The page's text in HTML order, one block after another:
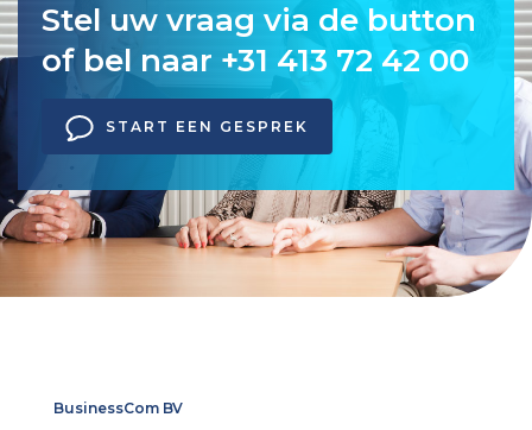
Stel uw vraag via de button
of bel naar +31 413 72 42 00
START EEN GESPREK
BusinessCom BV